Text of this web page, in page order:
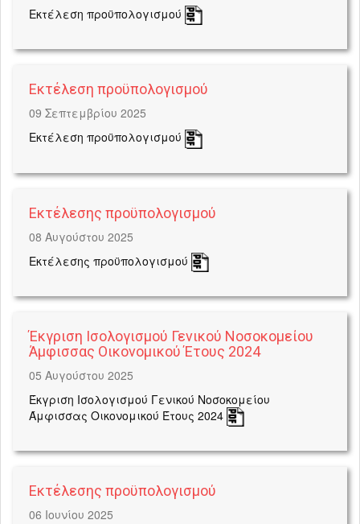
Εκτέλεση προϋπολογισμού
Εκτέλεση προϋπολογισμού
09 Σεπτεμβρίου 2025
Εκτέλεση προϋπολογισμού
Εκτέλεσης προϋπολογισμού
08 Αυγούστου 2025
Εκτέλεσης προϋπολογισμού
Έκγριση Ισολογισμού Γενικού Νοσοκομείου
Άμφισσας Οικονομικού Έτους 2024
05 Αυγούστου 2025
Έκγριση Ισολογισμού Γενικού Νοσοκομείου
Άμφισσας Οικονομικού Έτους 2024
Εκτέλεσης προϋπολογισμού
06 Ιουνίου 2025